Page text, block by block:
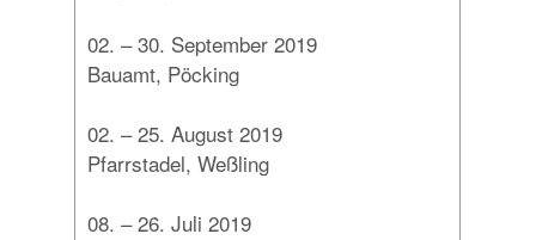
02. – 30. September 2019
Bauamt, Pöcking
02. – 25. August 2019
Pfarrstadel, Weßling
08. – 26. Juli 2019